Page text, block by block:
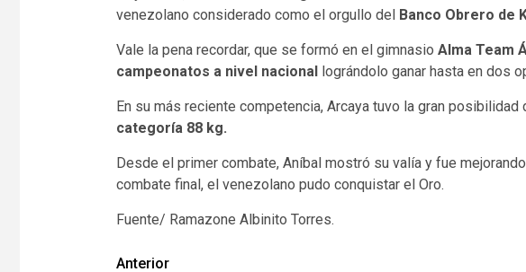
venezolano considerado como el orgullo del
Banco Obrero de
Vale la pena recordar, que se formó en el gimnasio Alma Team
campeonatos a nivel nacional
lográndolo ganar hasta en dos
En su más reciente competencia, Arcaya tuvo la gran posibilidad
categoría 88 kg.
Desde el primer combate, Aníbal mostró su valía y fue
combate final, el venezolano pudo conquistar el Oro.
Fuente/ Ramazone Albinito Torres.
Anterior